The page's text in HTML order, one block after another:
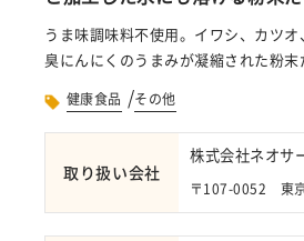
うま味調味料不使用。イワシ、カツ
臭にんにくのうまみが凝縮された粉末
健康食品 /その他
取り扱い会社
株式会社ネオサ
〒107-0052 東